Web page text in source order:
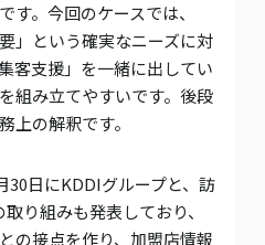
す。今回のケースでは、
」という確実なニーズに対
客支援」を一緒に出してい
組み立てやすいです。後段
上の解釈です。
30日にKDDIグループと、訪
り組みも発表しており、
の接点を作り、加盟店情報